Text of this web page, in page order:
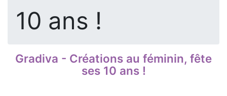
10 ans !
Gradiva - Créations au féminin, fête
ses 10 ans !